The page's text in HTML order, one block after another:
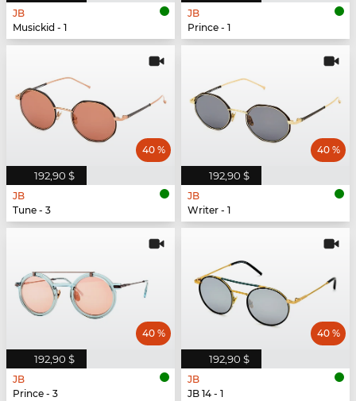
JB
Musickid - 1
JB
Prince - 1
192,90 $
40 %
JB
Tune - 3
192,90 $
40 %
JB
Writer - 1
192,90 $
40 %
JB
Prince - 3
192,90 $
40 %
JB
JB 14 - 1